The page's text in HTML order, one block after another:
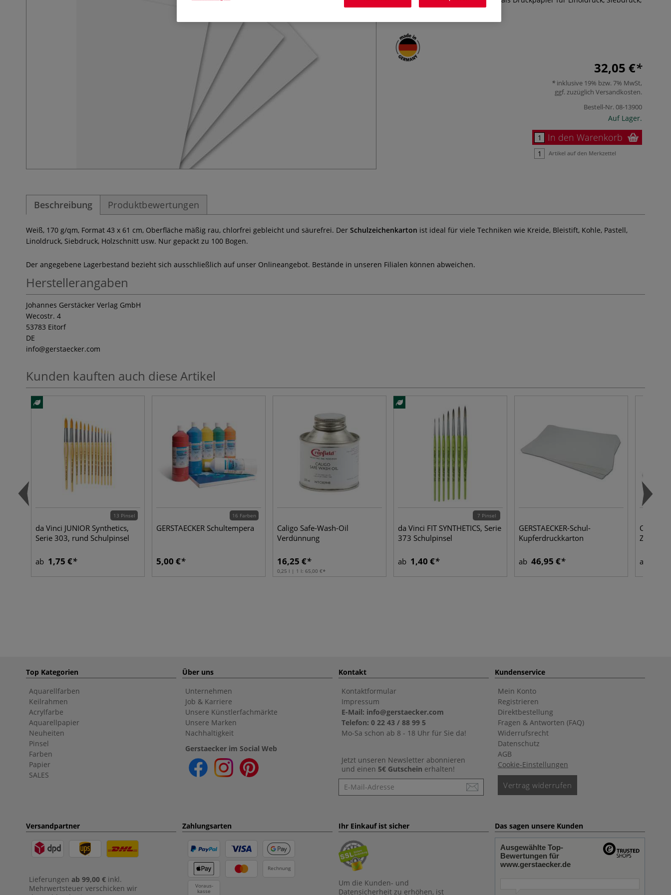
Holzschnitt.
Mehr
32,05 €
inklusive 19% bzw. 7% MwSt,
ggf. zuzüglich Versandkosten.
Bestell-Nr.08-13900
Auf Lager.
In den Warenkorb
Artikel auf den Merkzettel
Beschreibung Produktbewertungen
Weiß, 170 g/qm, Format 43 x 61 cm, Oberfläche mäßig rau, chlorfrei gebleicht und säurefrei. Der Schulzeichenkarton ist ideal für viele Techniken wie Kreide, Bleistift, Kohle, Pastell,
Linoldruck, Siebdruck, Holzschnitt usw. Nur gepackt zu 100 Bogen.
Der angegebene Lagerbestand bezieht sich ausschließlich auf unser Onlineangebot. Bestände in unseren Filialen können abweichen.
Herstellerangaben
Johannes Gerstäcker Verlag GmbH
Wecostr. 4
53783 Eitorf
DE
info@gerstaecker.com
Kunden kauften auch diese Artikel
13 Pinsel
da Vinci JUNIOR Synthetics,
Serie 303, rund Schulpinsel
ab 1,75 €
16 Farben
GERSTAECKER Schultempera
5,00 €
Caligo Safe-Wash-Oil
Verdünnung
16,25 €
0,25 l | 1 l: 65,00 €
7 Pinsel
da Vinci FIT SYNTHETICS, Serie
373 Schulpinsel
ab 1,40 €
GERSTAECKER-Schul-
Kupferdruckkarton
ab 46,95 € ab
Top Kategorien
Aquarellfarben
Keilrahmen
Acrylfarbe
Aquarellpapier
Neuheiten
Pinsel
Farben
Papier
SALES
Über uns
Unternehmen
Job & Karriere
Unsere Künstlerfachmärkte
Unsere Marken
Nachhaltigkeit
Gerstaecker im Social Web
Kontakt
Kontaktformular
Impressum
E-Mail: info@gerstaecker.com
Telefon: 0 22 43 / 88 99 5
Mo-Sa schon ab 8 - 18 Uhr für Sie da!
Jetzt unseren Newsletter abonnieren
und einen 5€ Gutschein erhalten!
Newsletter
Kundenservice
Mein Konto
Registrieren
Direktbestellung
Fragen & Antworten (FAQ)
Widerrufsrecht
Datenschutz
AGB
Cookie-Einstellungen
Vertrag widerrufen
Versandpartner
Lieferungen ab 99,00 € inkl.
Mehrwertsteuer verschicken wir
Zahlungsarten
Rechnung
Voraus-
kasse
Ihr Einkauf ist sicher
Um die Kunden- und
Datensicherheit zu erhöhen, ist
Das sagen unsere Kunden
Ausgewählte Top-
Bewertungen für
www.gerstaecker.de